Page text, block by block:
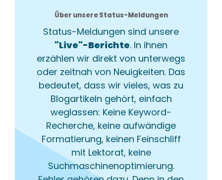
Über unsere Status-Meldungen
Status-Meldungen sind unsere
"Live"-Berichte. In ihnen
erzählen wir direkt von unterwegs
oder zeitnah von Neuigkeiten. Das
bedeutet, dass wir vieles, was zu
Blogartikeln gehört, einfach
weglassen: Keine Keyword-
Recherche, keine aufwändige
Formatierung, keinen Feinschliff
mit Lektorat, keine
Suchmaschinenoptimierung.